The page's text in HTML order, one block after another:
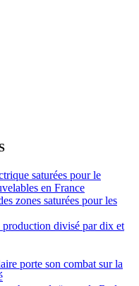
zones saturées pour les
production divisé par dix et
porte son combat sur la